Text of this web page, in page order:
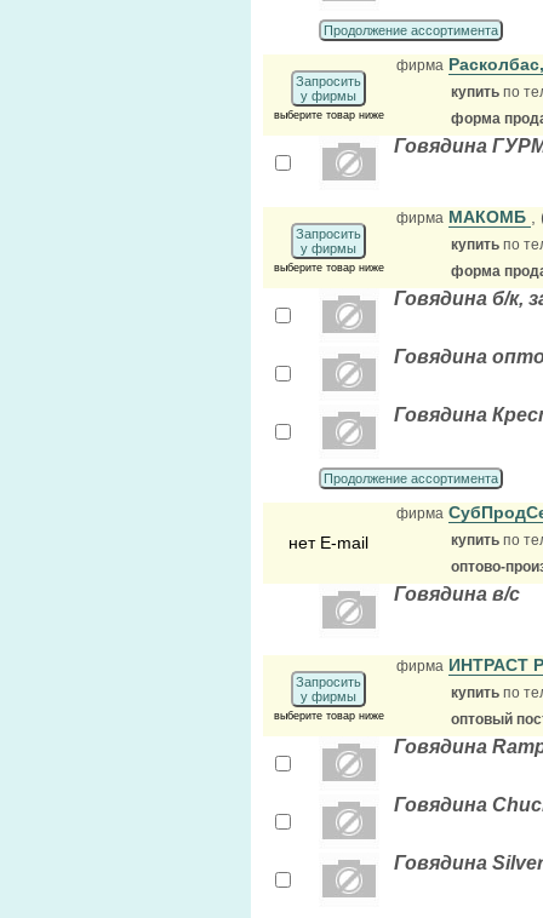
Продолжение ассортимента
Запросить
у фирмы
выберите товар ниже
фирма
купить по
форма
Говядина
Запросить
у фирмы
выберите товар ниже
фирма МАКОМБ
купить по
форма
Говядина б/к,
Говядина
Говядина
Продолжение ассортимента
нет E-mail
фирма
купить по
оптово-
Говядина в/с
Запросить
у фирмы
выберите товар ниже
фирма ИНТРАСТ
купить по
оптовый
Говядина
Говядина
Говядина